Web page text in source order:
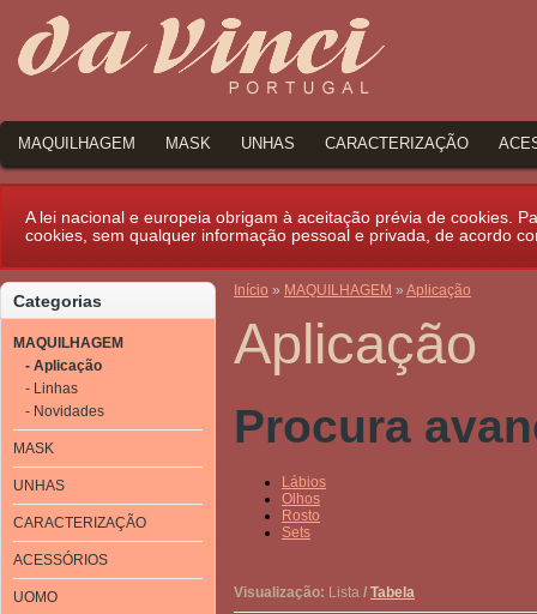
MAQUILHAGEM MASK UNHAS CARACTERIZAÇÃO
A lei nacional e europeia obrigam à aceitação prévia de cookies.
cookies, sem qualquer informação pessoal e privada, de acordo
Categorias
MAQUILHAGEM
- Aplicação
- Linhas
- Novidades
MASK
UNHAS
CARACTERIZAÇÃO
ACESSÓRIOS
UOMO
Início » MAQUILHAGEM » Aplicação
Aplicação
Procura
Lábios
Olhos
Rosto
Sets
Visualização: Lista / Tabela